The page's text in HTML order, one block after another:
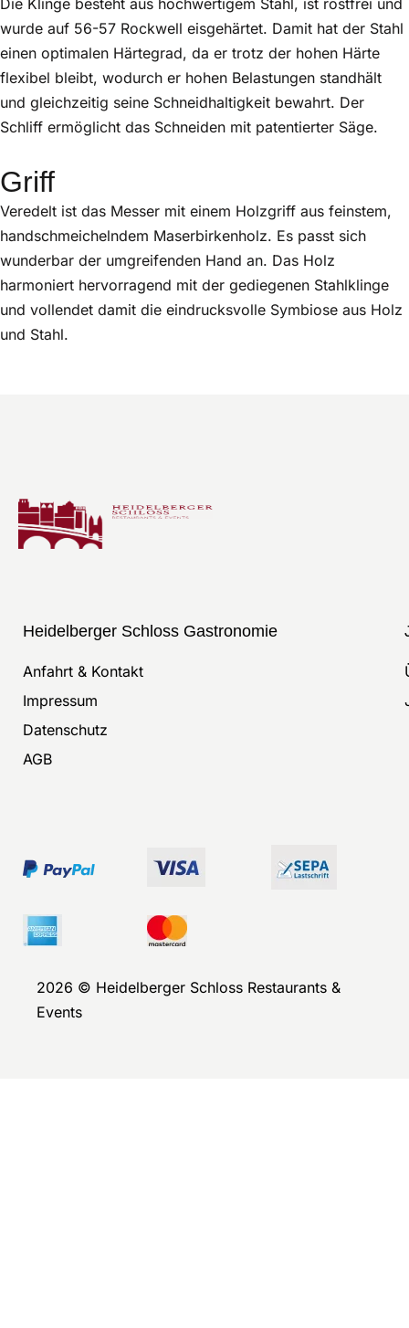
wurde auf 56-57 Rockwell eisgehärtet. Damit hat der Stahl
einen optimalen Härtegrad, da er trotz der hohen Härte
flexibel bleibt, wodurch er hohen Belastungen standhält
und gleichzeitig seine Schneidhaltigkeit bewahrt. Der
Schliff ermöglicht das Schneiden mit patentierter Säge.
Griff
Veredelt ist das Messer mit einem Holzgriff aus feinstem,
handschmeichelndem Maserbirkenholz. Es passt sich
wunderbar der umgreifenden Hand an. Das Holz
harmoniert hervorragend mit der gediegenen Stahlklinge
und vollendet damit die eindrucksvolle Symbiose aus Holz
und Stahl.
Heidelberger Schloss Gastronomie
Anfahrt & Kontakt
Impressum
Datenschutz
AGB
2026 © Heidelberger Schloss Restaurants &
Events